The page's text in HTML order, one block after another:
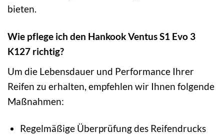
bieten.
Wie pflege ich den Hankook Ventus S1 Evo 3
K127 richtig?
Um die Lebensdauer und Performance Ihrer
Reifen zu erhalten, empfehlen wir Ihnen folgende
Maßnahmen:
Regelmäßige Überprüfung des Reifendrucks